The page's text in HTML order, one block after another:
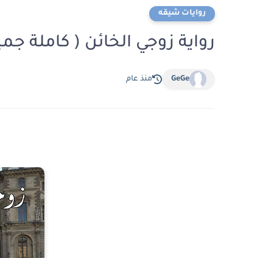
روايات شيقه
رواية زوجي الخائن ( كاملة
GeGe منذ عام